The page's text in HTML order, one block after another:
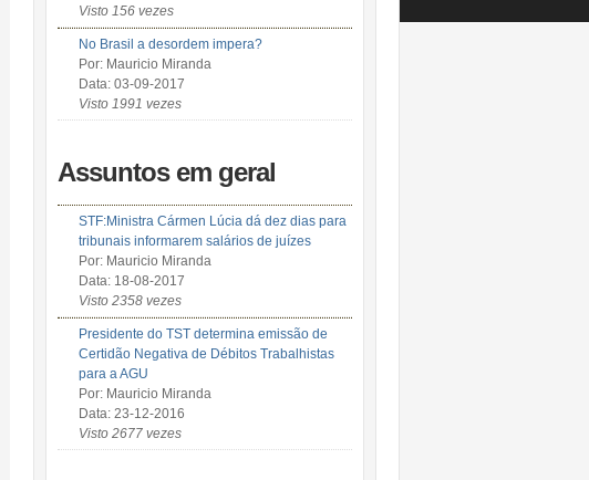
Visto 156 vezes
No Brasil a desordem impera?
Por: Mauricio Miranda
Data: 03-09-2017
Visto 1991 vezes
Assuntos em geral
STF:Ministra Cármen Lúcia dá dez dias para
tribunais informarem salários de juízes
Por: Mauricio Miranda
Data: 18-08-2017
Visto 2358 vezes
Presidente do TST determina emissão de
Certidão Negativa de Débitos Trabalhistas
para a AGU
Por: Mauricio Miranda
Data: 23-12-2016
Visto 2677 vezes